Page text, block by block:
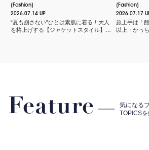
Fashion
2026.07.14 UP
“夏も崩さない”ひとは素肌に着る！大人
を格上げする【ジャケットスタイル】厳
Fashion
2026.07.17
旅上手は「
以上・かっ
Feature
気になる
TOPICS